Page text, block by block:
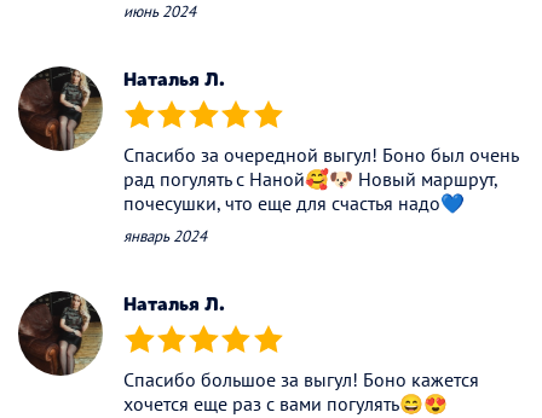
июнь 2024
Наталья Л.
(*) (*) (*) (*) (*)
Спасибо за очередной выгул! Боно был очень
рад погулять с Наной🥰🐶 Новый маршрут,
почесушки, что еще для счастья надо💙
январь 2024
Наталья Л.
(*) (*) (*) (*) (*)
Спасибо большое за выгул! Боно кажется
хочется еще раз с вами погулять😄😍